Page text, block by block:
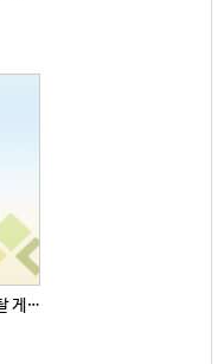
내면 근력 : 결국 멘탈 게임이다